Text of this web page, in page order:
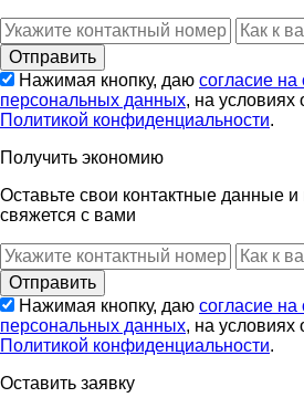
Нажимая кнопку, даю согласие на
персональных данных, на
Политикой конфиденциальности.
Получить экономию
Оставьте свои контактные данные
свяжется с вами
Нажимая кнопку, даю согласие на
персональных данных, на
Политикой конфиденциальности.
Оставить заявку